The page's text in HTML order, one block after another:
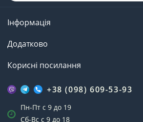
Інформація
Додатково
Корисні посилання
+38 (098) 609-53-93
Пн-Пт с 9 до 19
Сб-Вс с 9 до 18